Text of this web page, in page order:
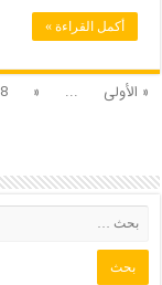
أكمل القراءة »
« الأولى ...
«
8